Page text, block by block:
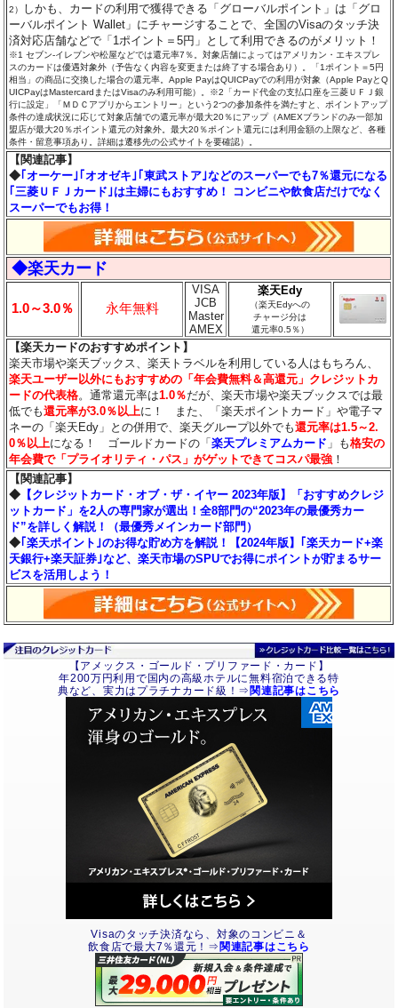
2）
しかも、カードの利用で獲得できる「グローバルポイント」は「グロ
ーバルポイント Wallet」にチャージすることで、全国のVisaのタッチ決
済対応店舗などで「1ポイント＝5円」として利用できるのがメリット！
※1 セブン‐イレブンや松屋などでは還元率7％。対象店舗によってはアメリカン・エキスプレ
スのカードは優遇対象外（予告なく内容を変更または終了する場合あり）。「1ポイント＝5円
相当」の商品に交換した場合の還元率。Apple PayはQUICPayでの利用が対象（Apple PayとQ
UICPayはMastercardまたはVisaのみ利用可能）。※2「カード代金の支払口座を三菱ＵＦＪ銀
行に設定」「ＭＤＣアプリからエントリー」という2つの参加条件を満たすと、ポイントアップ
条件の達成状況に応じて対象店舗での還元率が最大20％にアップ（AMEXブランドのみ一部加
盟店が最大20％ポイント還元の対象外。最大20％ポイント還元には利用金額の上限など、各種
条件・留意事項あり。詳細は遷移先の公式サイトを要確認）。
【関連記事】
◆ ｢オーケー｣｢オオゼキ｣｢東武ストア｣などのスーパーでも7％還元になる
｢三菱ＵＦＪカード｣は主婦にもおすすめ！ コンビニや飲食店だけでなく
スーパーでもお得！
◆楽天カード
1.0～3.0％ 永年無料
VISA
JCB
Master
AMEX
楽天Edy
（楽天Edyへの
チャージ分は
還元率0.5％）
【楽天カードのおすすめポイント】
楽天市場や楽天ブックス、楽天トラベルを利用している人はもちろん、
楽天ユーザー以外にもおすすめの「年会費無料＆高還元」クレジットカ
ードの代表格。通常還元率は1.0％だが、楽天市場や楽天ブックスでは最
低でも還元率が3.0％ 以上に！ また、「楽天ポイントカード」や電子マ
ネーの「楽天Edy」との併用で、楽天グループ以外でも還元率は1.5～2.
0％以上になる！ ゴールドカードの「楽天プレミアムカード 」も格安の
年会費で「プライオリティ・パス」がゲットできてコスパ最強 ！
【関連記事】
◆ 【クレジットカード・オブ・ザ・イヤー 2023年版】「おすすめクレジ
ットカード」を2人の専門家が選出！全8部門の“2023年の最優秀カー
ド”を詳しく解説！（最優秀メインカード部門）
◆ ｢楽天ポイント｣のお得な貯め方を解説！【2024年版】｢楽天カード+楽
天銀行+楽天証券｣など、楽天市場のSPUでお得にポイントが貯まるサー
ビスを活用しよう！
【アメックス・ゴールド・プリファード・カード】
年200万円利用で国内の高級ホテルに無料宿泊できる特
典など、実力はプラチナカード級！⇒ 関連記事はこちら
Visaのタッチ決済なら、対象のコンビニ＆
飲食店で最大7％還元！⇒ 関連記事はこちら